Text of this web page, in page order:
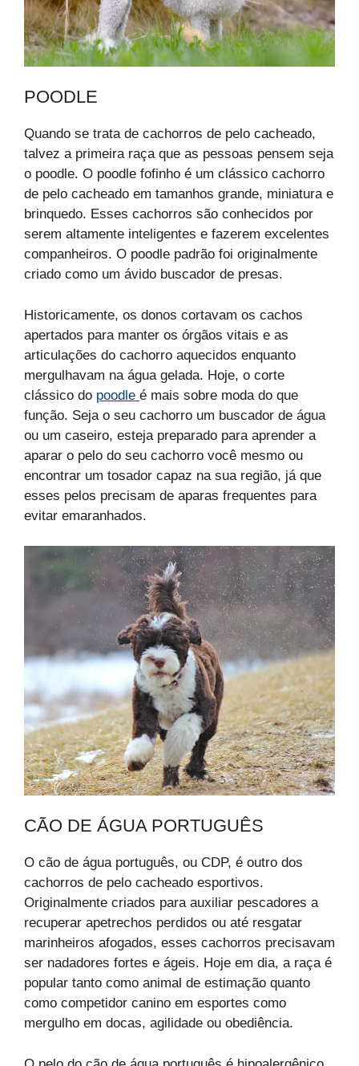
POODLE
Quando se trata de cachorros de pelo cacheado,
talvez a primeira raça que as pessoas pensem seja
o poodle. O poodle fofinho é um clássico cachorro
de pelo cacheado em tamanhos grande, miniatura e
brinquedo. Esses cachorros são conhecidos por
serem altamente inteligentes e fazerem excelentes
companheiros. O poodle padrão foi originalmente
criado como um ávido buscador de presas.
Historicamente, os donos cortavam os cachos
apertados para manter os órgãos vitais e as
articulações do cachorro aquecidos enquanto
mergulhavam na água gelada. Hoje, o corte
clássico do poodle é mais sobre moda do que
função. Seja o seu cachorro um buscador de água
ou um caseiro, esteja preparado para aprender a
aparar o pelo do seu cachorro você mesmo ou
encontrar um tosador capaz na sua região, já que
esses pelos precisam de aparas frequentes para
evitar emaranhados.
CÃO DE ÁGUA PORTUGUÊS
O cão de água português, ou CDP, é outro dos
cachorros de pelo cacheado esportivos.
Originalmente criados para auxiliar pescadores a
recuperar apetrechos perdidos ou até resgatar
marinheiros afogados, esses cachorros precisavam
ser nadadores fortes e ágeis. Hoje em dia, a raça é
popular tanto como animal de estimação quanto
como competidor canino em esportes como
mergulho em docas, agilidade ou obediência.